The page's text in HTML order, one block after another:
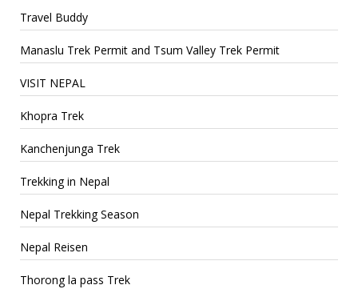
Travel Buddy
Manaslu Trek Permit and Tsum Valley Trek Permit
VISIT NEPAL
Khopra Trek
Kanchenjunga Trek
Trekking in Nepal
Nepal Trekking Season
Nepal Reisen
Thorong la pass Trek